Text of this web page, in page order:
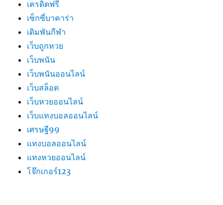
เครดิตฟรี
เซ็กซี่บาคาร่า
เดิมพันกีฬา
เว็บถูกหวย
เว็บพนัน
เว็บพนันออนไลน์
เว็บสล็อต
เว็บหวยออนไลน์
เว็บแทงบอลออนไลน์
เศรษฐี99
แทงบอลออนไลน์
แทงหวยออนไลน์
โจ๊กเกอร์123